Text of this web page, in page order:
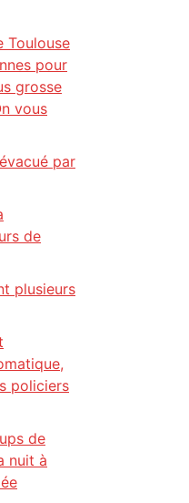
Toulouse
pour
grosse
vous
par
de
plusieurs
policiers
de
nuit à